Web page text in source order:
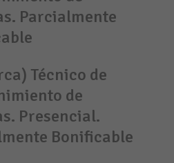
Parcialmente
Técnico de
de
Presencial.
Bonificable